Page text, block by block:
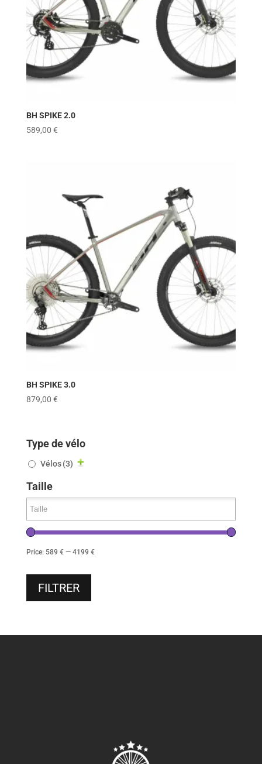
BH SPIKE 2.0
589,00 €
BH SPIKE 3.0
879,00 €
Type de vélo
Vélos (3)
Taille
Price: 589 €— 4199 €
FILTRER